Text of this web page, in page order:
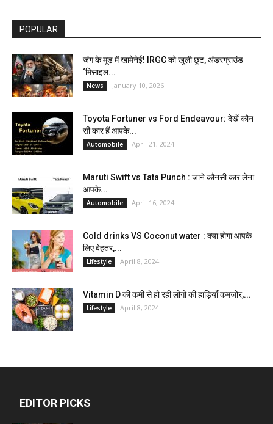
POPULAR
जंग के मूड में खामेनेई! IRGC को खुली छूट, अंडरग्राउंड
‘मिसाइल...
News January 10, 2026
Toyota Fortuner vs Ford Endeavour: देखें कौन
सी कार हैं आपके...
Automobile April 21, 2024
Maruti Swift vs Tata Punch : जाने कौनसी कार लेना
आपके...
Automobile April 16, 2024
Cold drinks VS Coconut water : क्या होगा आपके
लिए बेहतर,...
Lifestyle April 8, 2024
Vitamin D की कमी से हो रही लोगो की हाड़ियाँ कमजोर,...
Lifestyle April 8, 2024
EDITOR PICKS